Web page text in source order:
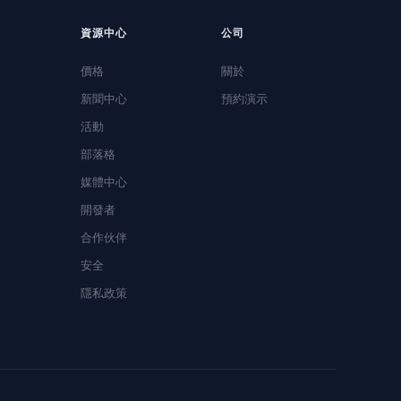
資源中心
價格
新聞中心
活動
部落格
媒體中心
開發者
合作伙伴
安全
隱私政策
公司
關於
預約演示